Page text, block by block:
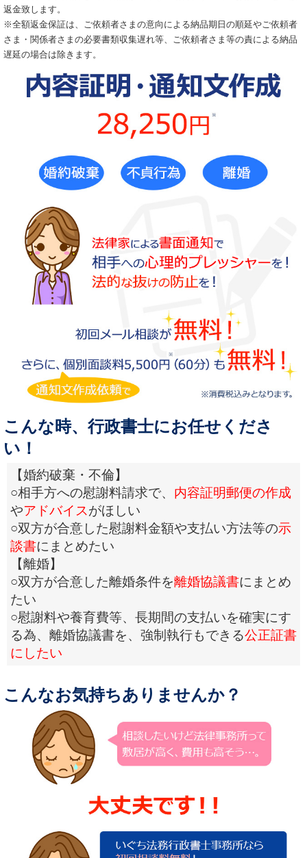
返金致します。
※全額返金保証は、ご依頼者さまの意向による納品期日の順延やご依頼者
さま・関係者さまの必要書類収集遅れ等、ご依頼者さま等の責による納品
遅延の場合は除きます。
こんな時、行政書士にお任せくださ
い！
【婚約破棄・不倫】
○相手方への慰謝料請求で、 内容証明郵便の作成
やアドバイスがほしい
○双方が合意した慰謝料金額や支払い方法等の示
談書にまとめたい
【離婚】
○双方が合意した離婚条件を離婚協議書にまとめ
たい
○慰謝料や養育費等、長期間の支払いを確実にす
る為、離婚協議書を、強制執行もできる公正証書
にしたい
こんなお気持ちありませんか？